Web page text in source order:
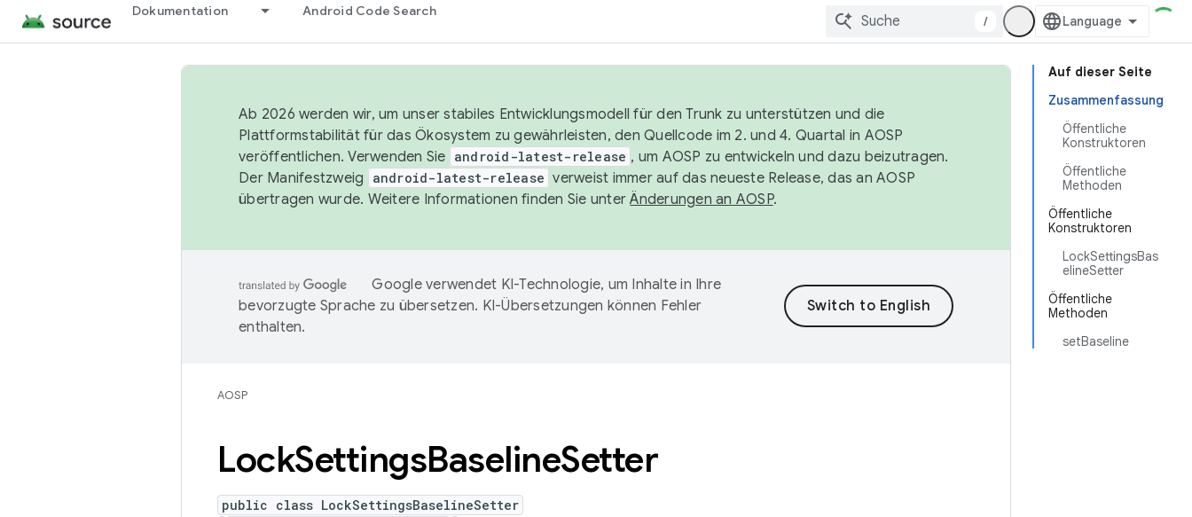
Dokumentation Android Code Search
/
Auf dieser Seite
Zusammenfassung
Öffentliche
Konstruktoren
Öffentliche
Methoden
Öffentliche
Konstruktoren
LockSettingsBas
elineSetter
Öffentliche
Methoden
setBaseline
Ab 2026 werden wir, um unser stabiles Entwicklungsmodell für den Trunk zu unterstützen und die
Plattformstabilität für das Ökosystem zu gewährleisten, den Quellcode im 2. und 4. Quartal in AOSP
veröffentlichen. Verwenden Sie android-latest-release , um AOSP zu entwickeln und dazu beizutragen.
Der Manifestzweig
android-latest-release verweist immer auf das neueste Release, das an AOSP
übertragen wurde. Weitere Informationen finden Sie unterÄnderungen an AOSP.
Google verwendet KI-Technologie, um Inhalte in Ihre
bevorzugte Sprache zu übersetzen. KI-Übersetzungen können Fehler
enthalten.
AOSP
LockSettingsBaselineSetter
public class LockSettingsBaselineSetter